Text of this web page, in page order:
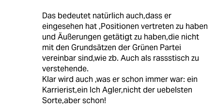
Das bedeutet natürlich auch,dass er
eingesehen hat ,Positionen vertreten zu haben
und Äußerungen getätigt zu haben,die nicht
mit den Grundsätzen der Grünen Partei
vereinbar sind,wie zb. Auch als rassstisch zu
verstehende.
Klar wird auch ,was er schon immer war: ein
Karrierist,ein Ich Agler,nicht der uebelsten
Sorte,aber schon!